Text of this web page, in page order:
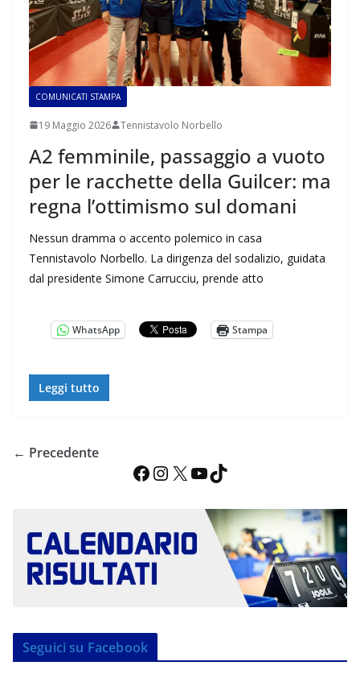
COMUNICATI STAMPA
19 Maggio 2026 Tennistavolo Norbello
A2 femminile, passaggio a vuoto
per le racchette della Guilcer: ma
regna l’ottimismo sul domani
Nessun dramma o accento polemico in casa
Tennistavolo Norbello. La dirigenza del sodalizio, guidata
dal presidente Simone Carrucciu, prende atto
WhatsApp Stampa
Leggi tutto
← Precedente
Facebook InstagramX YouTube TikTok
Seguici su Facebook